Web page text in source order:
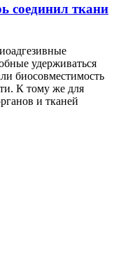
соединил ткани
удерживаться
биосовместимость
К тому же для
и тканей